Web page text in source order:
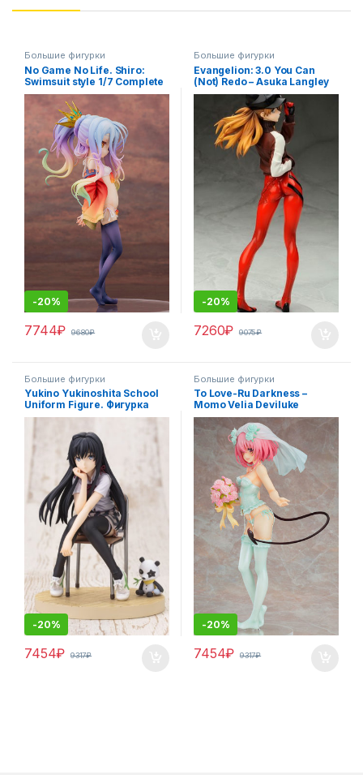
Большие фигурки
No Game No Life. Shiro:
Swimsuit style 1/7 Complete
Figure / Нет игры, нет
жизни аниме фигурка
-20%
7744₽ 9680₽
Большие фигурки
Evangelion: 3.0 You Can
(Not) Redo – Asuka Langley
Shikinami Jersey Ver. 1/7 /
Евангелион аниме фигурка
-20%
7260₽ 9075₽
Большие фигурки
Yukino Yukinoshita School
Uniform Figure. Фигурка
Юкино Юкиносита из
Figure
-20%
7454₽ 9317₽
Большие фигурки
To Love-Ru Darkness –
Momo Velia Deviluke
Wedding Dress / To Love-Ru
Момо аниме фигурка
-20%
7454₽ 9317₽